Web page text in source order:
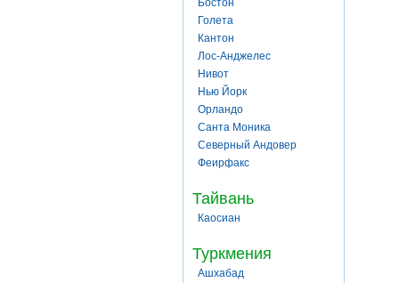
Бостон
Голета
Кантон
Лос-Анджелес
Нивот
Нью Йорк
Орландо
Санта Моника
Северный Андовер
Феирфакс
Тайвань
Каосиан
Туркмения
Ашхабад